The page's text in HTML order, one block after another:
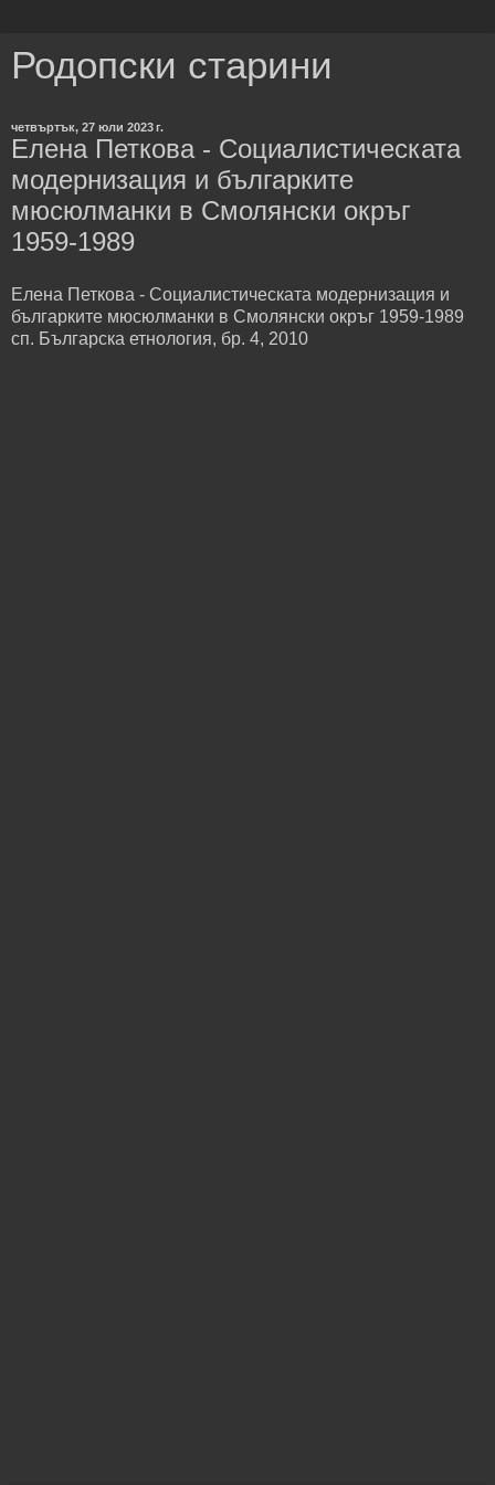
Родопски старини
четвъртък, 27 юли 2023 г.
Елена Петкова - Социалистическата
модернизация и българките
мюсюлманки в Смолянски окръг
1959-1989
Елена Петкова - Социалистическата модернизация и
българките мюсюлманки в Смолянски окръг 1959-1989
сп. Българска етнология, бр. 4, 2010